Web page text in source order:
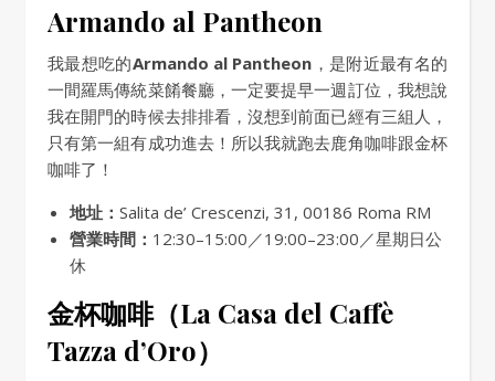
Armando al Pantheon
我最想吃的Armando al Pantheon ，是附近最有名的
一間羅馬傳統菜餚餐廳，一定要提早一週訂位，我想說
我在開門的時候去排排看，沒想到前面已經有三組人，
只有第一組有成功進去！所以我就跑去鹿角咖啡跟金杯
咖啡了！
地址： Salita de’ Crescenzi, 31, 00186 Roma RM
營業時間： 12:30–15:00／19:00–23:00／星期日公
休
金杯咖啡（La Casa del Caffè
Tazza d’Oro）